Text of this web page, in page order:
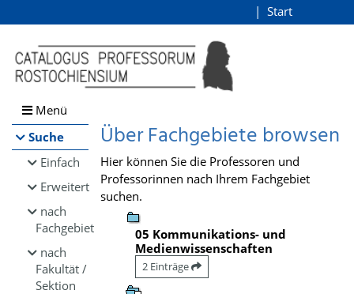
Browsen
direkt zum Inhalt
Start
Menü
Suche
Einfach
Erweitert
nach
Fachgebiet
nach
Fakultät /
Sektion
Über Fachgebiete browsen
Hier können Sie die Professoren und
Professorinnen nach Ihrem Fachgebiet
suchen.
05 Kommunikations- und
Medienwissenschaften
2 Einträge